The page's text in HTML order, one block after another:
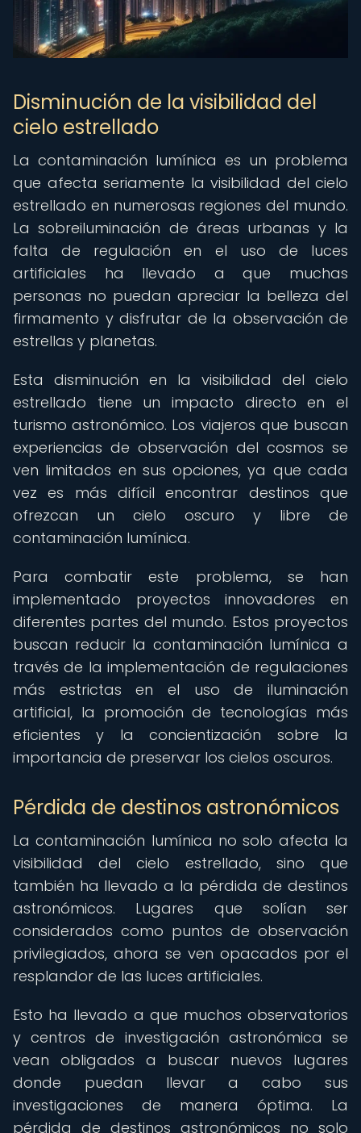
Disminución de la visibilidad del
cielo estrellado
La contaminación lumínica es un problema
que afecta seriamente la visibilidad del cielo
estrellado en numerosas regiones del mundo.
La sobreiluminación de áreas urbanas y la
falta de regulación en el uso de luces
artificiales ha llevado a que muchas
personas no puedan apreciar la belleza del
firmamento y disfrutar de la observación de
estrellas y planetas.
Esta disminución en la visibilidad del cielo
estrellado tiene un impacto directo en el
turismo astronómico. Los viajeros que buscan
experiencias de observación del cosmos se
ven limitados en sus opciones, ya que cada
vez es más difícil encontrar destinos que
ofrezcan un cielo oscuro y libre de
contaminación lumínica.
Para combatir este problema, se han
implementado proyectos innovadores en
diferentes partes del mundo. Estos proyectos
buscan reducir la contaminación lumínica a
través de la implementación de regulaciones
más estrictas en el uso de iluminación
artificial, la promoción de tecnologías más
eficientes y la concientización sobre la
importancia de preservar los cielos oscuros.
Pérdida de destinos astronómicos
La contaminación lumínica no solo afecta la
visibilidad del cielo estrellado, sino que
también ha llevado a la pérdida de destinos
astronómicos. Lugares que solían ser
considerados como puntos de observación
privilegiados, ahora se ven opacados por el
resplandor de las luces artificiales.
Esto ha llevado a que muchos observatorios
y centros de investigación astronómica se
vean obligados a buscar nuevos lugares
donde puedan llevar a cabo sus
investigaciones de manera óptima. La
pérdida de destinos astronómicos no solo